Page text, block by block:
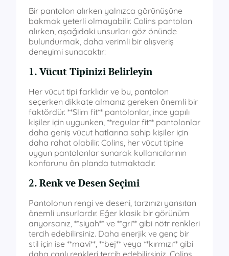
Bir pantolon alırken yalnızca görünüşüne
bakmak yeterli olmayabilir. Colins pantolon
alırken, aşağıdaki unsurları göz önünde
bulundurmak, daha verimli bir alışveriş
deneyimi sunacaktır:
1. Vücut Tipinizi Belirleyin
Her vücut tipi farklıdır ve bu, pantolon
seçerken dikkate almanız gereken önemli bir
faktördür. **Slim fit** pantolonlar, ince yapılı
kişiler için uygunken, **regular fit** pantolonlar
daha geniş vücut hatlarına sahip kişiler için
daha rahat olabilir. Colins, her vücut tipine
uygun pantolonlar sunarak kullanıcılarının
konforunu ön planda tutmaktadır.
2. Renk ve Desen Seçimi
Pantolonun rengi ve deseni, tarzınızı yansıtan
önemli unsurlardır. Eğer klasik bir görünüm
arıyorsanız, **siyah** ve **gri** gibi nötr renkleri
tercih edebilirsiniz. Daha enerjik ve genç bir
stil için ise **mavi**, **bej** veya **kırmızı** gibi
daha canlı renkleri tercih edebilirsiniz. Colins,